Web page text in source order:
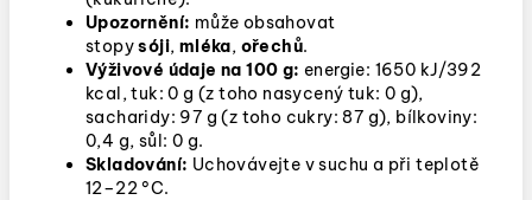
Upozornění: může obsahovat
stopysóji, mléka, ořechů.
Výživové údaje na 100 g: energie: 1650 kJ/392
kcal, tuk: 0 g (z toho nasycený tuk: 0 g),
sacharidy: 97 g (z toho cukry: 87 g), bílkoviny:
0,4 g, sůl: 0 g.
Skladování: Uchovávejte v suchu a při teplotě
12–22 °C.